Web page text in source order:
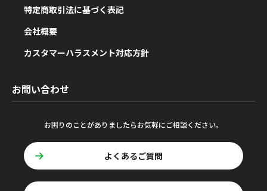
特定商取引法に基づく表記
会社概要
カスタマーハラスメント対応方針
お問い合わせ
お困りのことがありましたらお気軽にご相談ください。
よくあるご質問